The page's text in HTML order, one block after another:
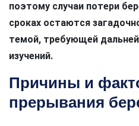
поэтому случаи потери
сроках остаются
темой, требующей
изучений.
Причины и
прерывания